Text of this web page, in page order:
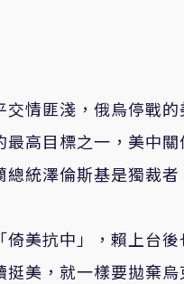
情匪淺，俄烏停戰
高目標之一，美中
統澤倫斯基是獨裁者
美抗中」，賴上台
美，就一樣要拋棄